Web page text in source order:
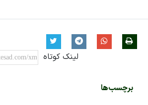
لینک کوتاه
برچسب‌ها